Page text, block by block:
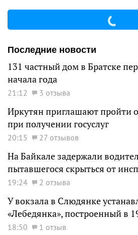
Последние новости
131 частный дом в Братске
начала года
21:12 3 отзыва
Иркутян приглашают пройти
при получении госуслуг
20:15 27 отзывов
На Байкале задержали
пытавшегося скрыться от
19:24 2 отзыва
У вокзала в Слюдянке
«Лебедянка», построенный в
18:50 1 отзыв